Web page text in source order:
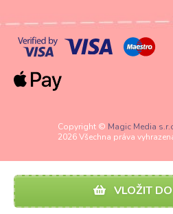
VLOŽIT
Copyright © Magic Media
2026 Všechna práva